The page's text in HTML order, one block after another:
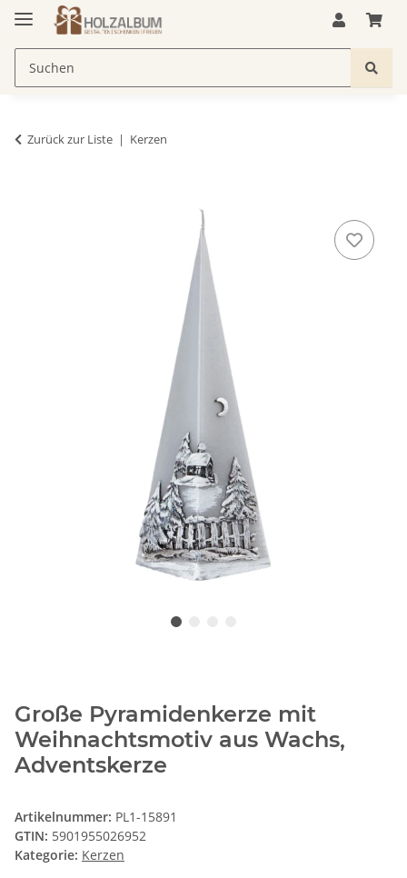
Zurück zur Liste Kerzen
Große Pyramidenkerze mit
Weihnachtsmotiv aus Wachs,
Adventskerze
Artikelnummer: PL1-15891
GTIN: 5901955026952
Kategorie: Kerzen